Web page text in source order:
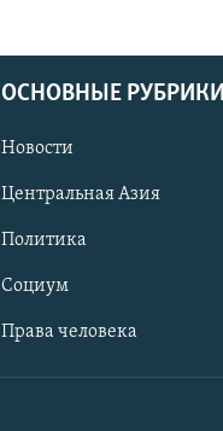
ОСНОВНЫЕ РУБРИКИ
Новости
Центральная Азия
Политика
Социум
Права человека